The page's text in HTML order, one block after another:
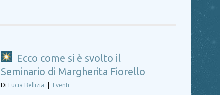
Ecco come si è svolto il
Seminario di Margherita Fiorello
Di Lucia Bellizia | Eventi